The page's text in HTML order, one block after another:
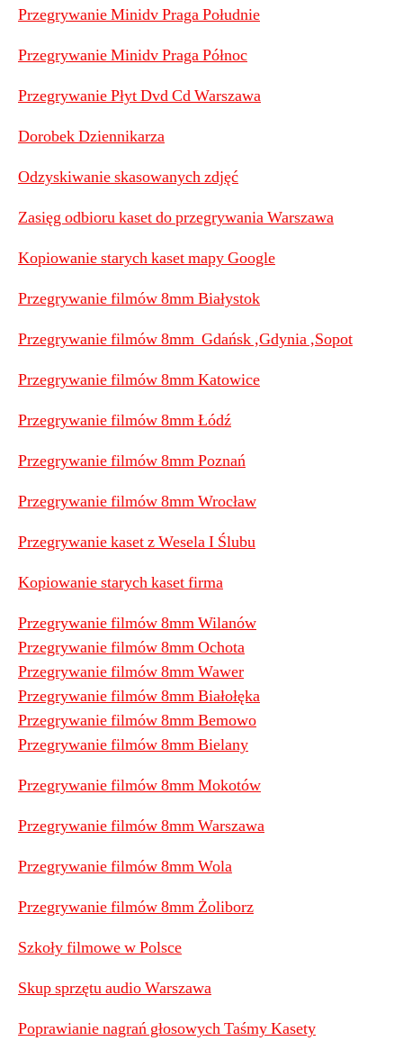
Przegrywanie Minidv Praga Południe
Przegrywanie Minidv Praga Północ
Przegrywanie Płyt Dvd Cd Warszawa
Dorobek Dziennikarza
Odzyskiwanie skasowanych zdjęć
Zasięg odbioru kaset do przegrywania Warszawa
Kopiowanie starych kaset mapy Google
Przegrywanie filmów 8mm Białystok
Przegrywanie filmów 8mm Gdańsk ,Gdynia ,Sopot
Przegrywanie filmów 8mm Katowice
Przegrywanie filmów 8mm Łódź
Przegrywanie filmów 8mm Poznań
Przegrywanie filmów 8mm Wrocław
Przegrywanie kaset z Wesela I Ślubu
Kopiowanie starych kaset firma
Przegrywanie filmów 8mm Wilanów
Przegrywanie filmów 8mm Ochota
Przegrywanie filmów 8mm Wawer
Przegrywanie filmów 8mm Białołęka
Przegrywanie filmów 8mm Bemowo
Przegrywanie filmów 8mm Bielany
Przegrywanie filmów 8mm Mokotów
Przegrywanie filmów 8mm Warszawa
Przegrywanie filmów 8mm Wola
Przegrywanie filmów 8mm Żoliborz
Szkoły filmowe w Polsce
Skup sprzętu audio Warszawa
Poprawianie nagrań głosowych Taśmy Kasety